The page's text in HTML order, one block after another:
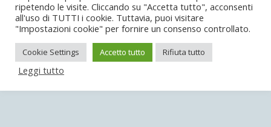
Torna su
Dispositivo Portatile Pc Desktop
ripetendo le visite. Cliccando su "Accetta tutto", acconsenti
all'uso di TUTTI i cookie. Tuttavia, puoi visitare
"Impostazioni cookie" per fornire un consenso controllato.
Cookie Settings Accetto tutto Rifiuta tutto
Leggi tutto